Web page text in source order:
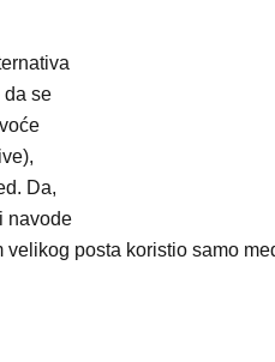
da se
Da,
navode
posta koristio samo